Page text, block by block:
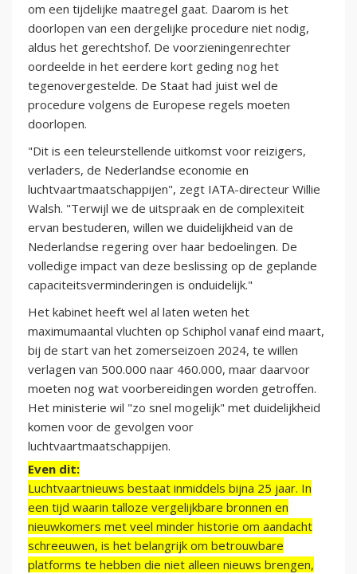
om een tijdelijke maatregel gaat. Daarom is het
doorlopen van een dergelijke procedure niet nodig,
aldus het gerechtshof. De voorzieningenrechter
oordeelde in het eerdere kort geding nog het
tegenovergestelde. De Staat had juist wel de
procedure volgens de Europese regels moeten
doorlopen.
"Dit is een teleurstellende uitkomst voor reizigers,
verladers, de Nederlandse economie en
luchtvaartmaatschappijen", zegt IATA-directeur Willie
Walsh. "Terwijl we de uitspraak en de complexiteit
ervan bestuderen, willen we duidelijkheid van de
Nederlandse regering over haar bedoelingen. De
volledige impact van deze beslissing op de geplande
capaciteitsverminderingen is onduidelijk."
Het kabinet heeft wel al laten weten het
maximumaantal vluchten op Schiphol vanaf eind maart,
bij de start van het zomerseizoen 2024, te willen
verlagen van 500.000 naar 460.000, maar daarvoor
moeten nog wat voorbereidingen worden getroffen.
Het ministerie wil "zo snel mogelijk" met duidelijkheid
komen voor de gevolgen voor
luchtvaartmaatschappijen.
Even dit:
Luchtvaartnieuws bestaat inmiddels bijna 25 jaar. In
een tijd waarin talloze vergelijkbare bronnen en
nieuwkomers met veel minder historie om aandacht
schreeuwen, is het belangrijk om betrouwbare
platforms te hebben die niet alleen nieuws brengen,